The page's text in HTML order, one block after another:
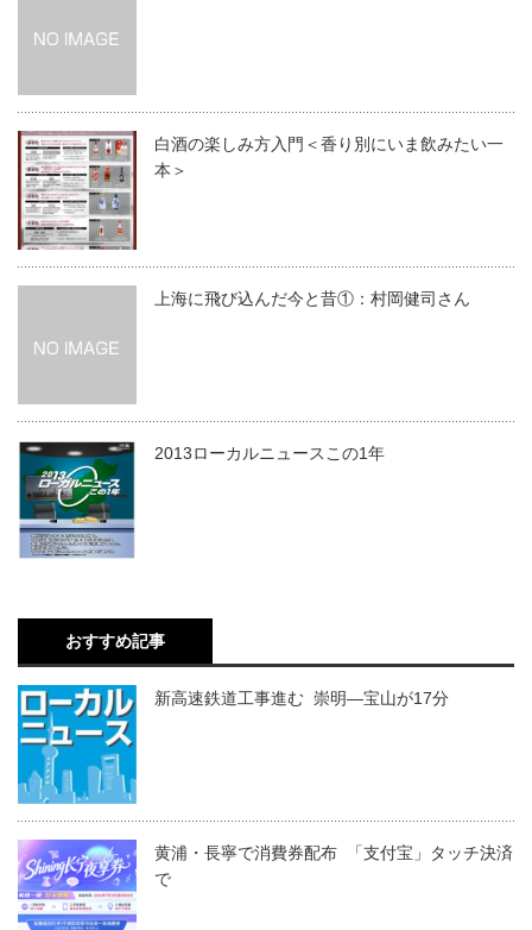
白酒の楽しみ方入門＜香り別にいま飲みたい一
本＞
上海に飛び込んだ今と昔①：村岡健司さん
2013ローカルニュースこの1年
おすすめ記事
新高速鉄道工事進む 崇明―宝山が17分
黄浦・長寧で消費券配布 「支付宝」タッチ決済
で